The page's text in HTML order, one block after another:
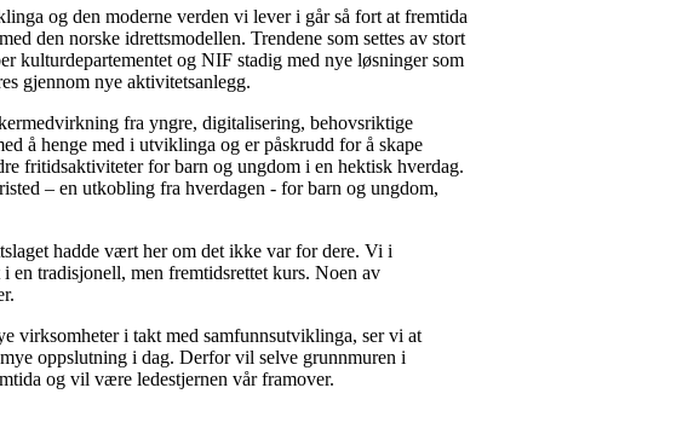
og den moderne verden vi lever i går så fort at fremtida
den norske idrettsmodellen. Trendene som settes av stort
kulturdepartementet og NIF stadig med nye løsninger som
gjennom nye aktivitetsanlegg.
fra yngre, digitalisering, behovsriktige
å henge med i utviklinga og er påskrudd for å skape
fritidsaktiviteter for barn og ungdom i en hektisk hverdag.
– en utkobling fra hverdagen - for barn og ungdom,
hadde vært her om det ikke var for dere. Vi i
en tradisjonell, men fremtidsrettet kurs. Noen av
virksomheter i takt med samfunnsutviklinga, ser vi at
oppslutning i dag. Derfor vil selve grunnmuren i
og vil være ledestjernen vår framover.